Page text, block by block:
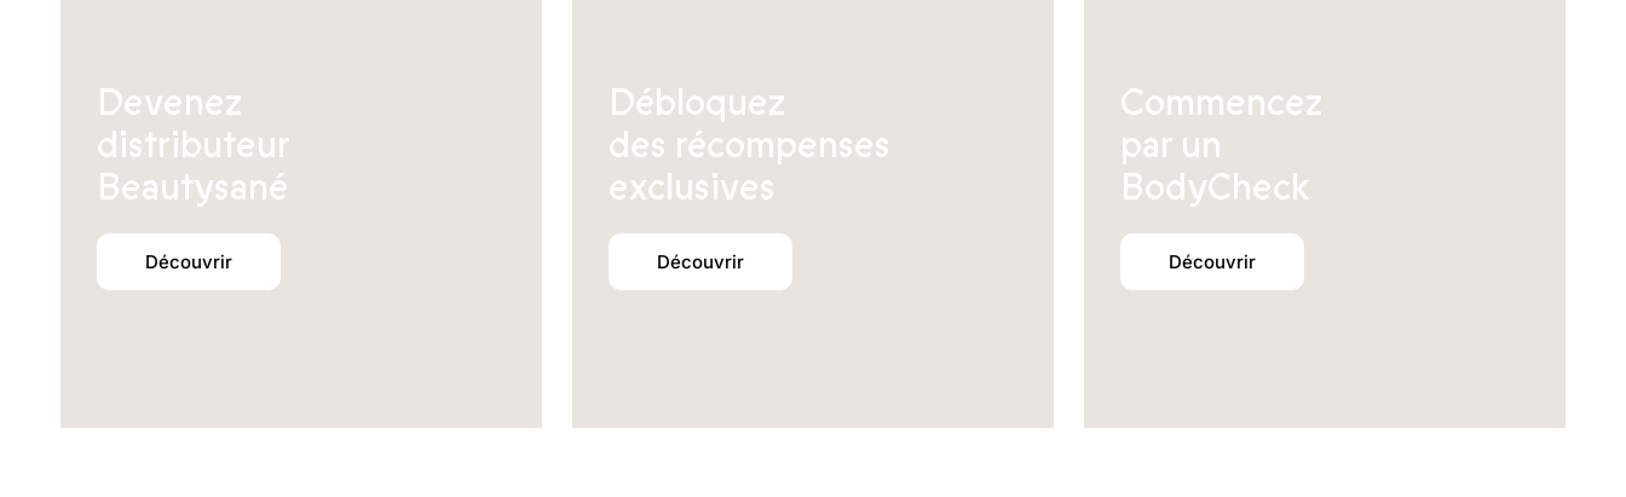
Devenez
distributeur
Beautysané
Découvrir
Débloquez
des récompenses
exclusives
Découvrir
Commencez
par un
BodyCheck
Découvrir